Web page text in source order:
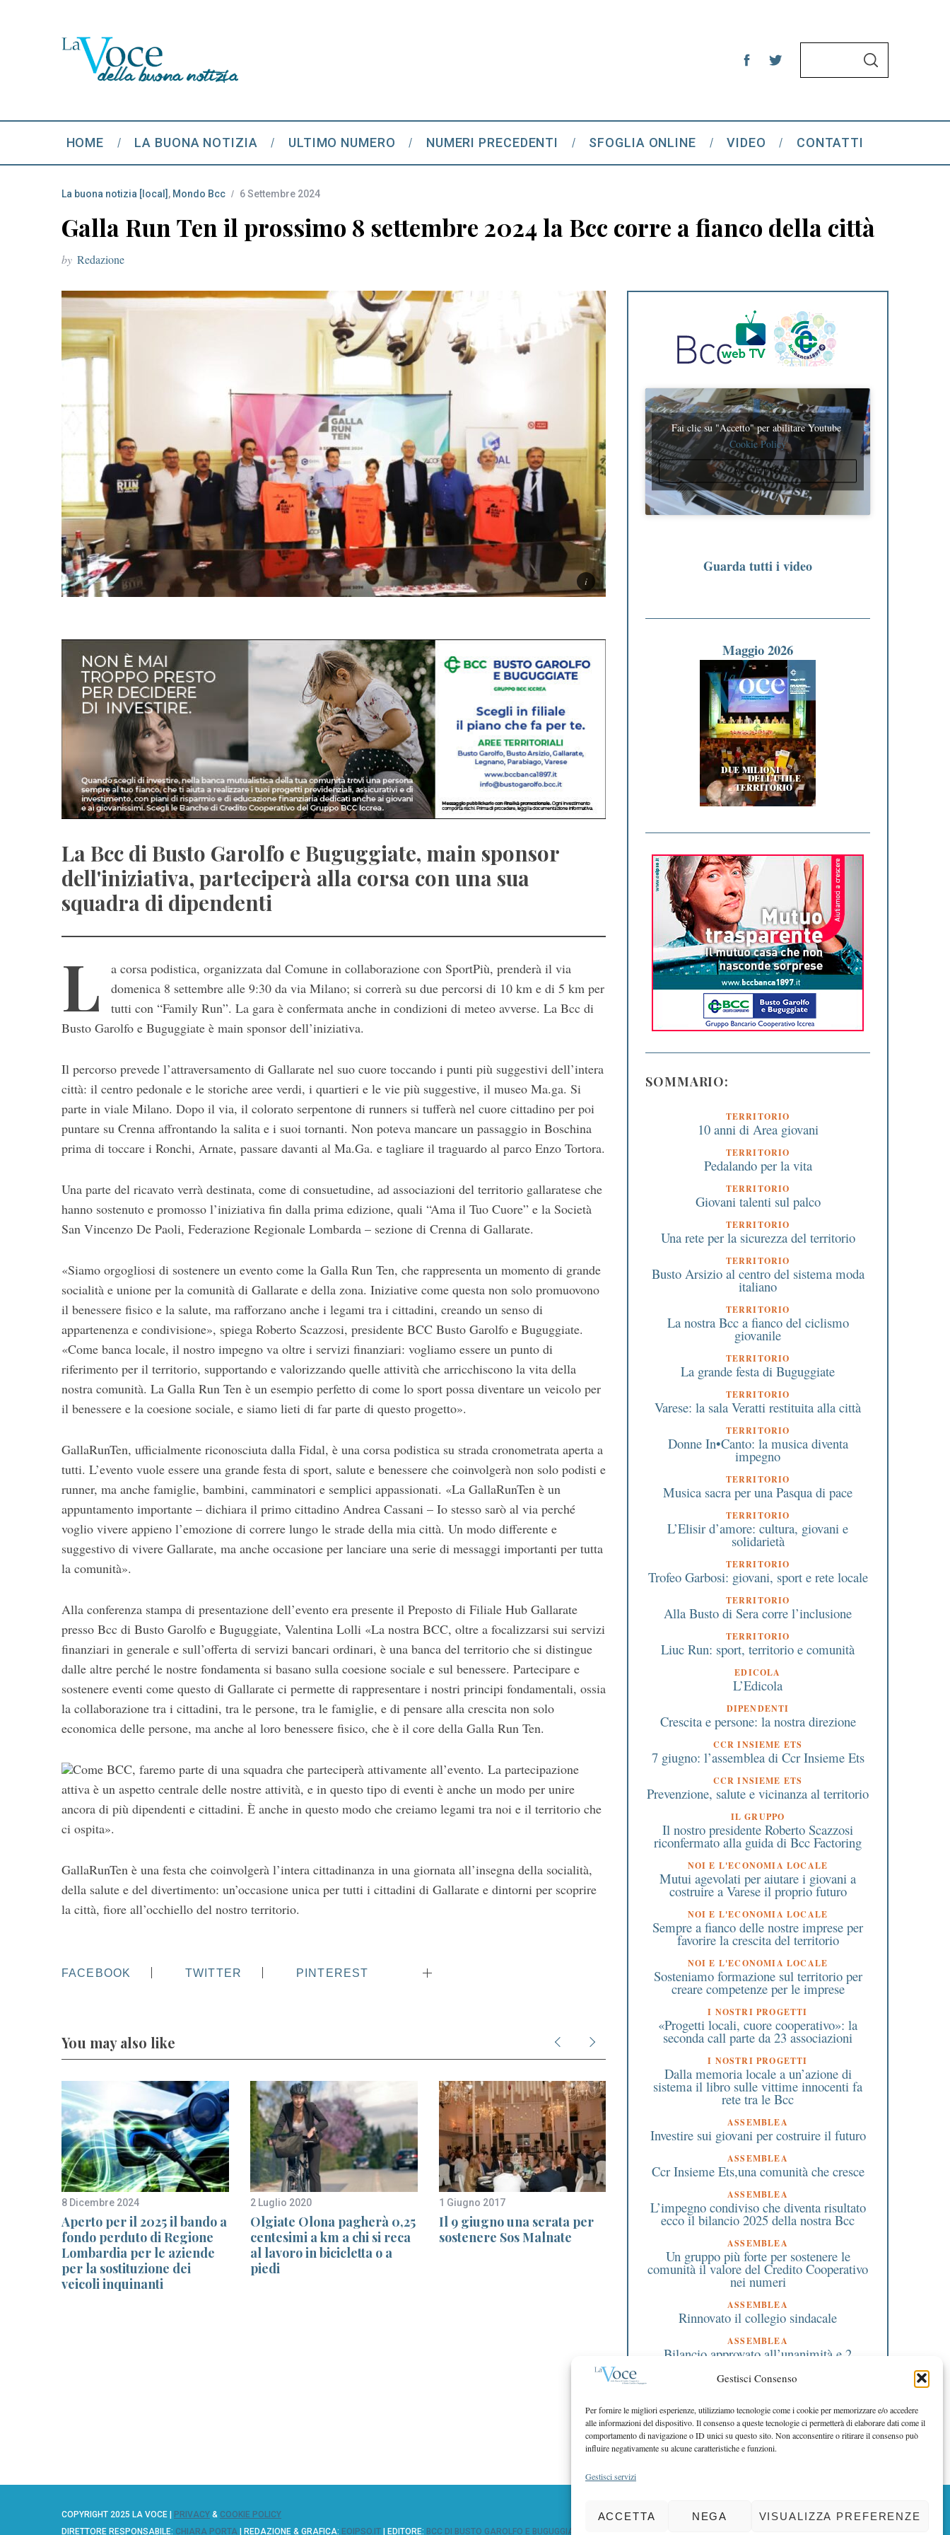
Gestisci Consenso
Per fornire le migliori esperienze, utilizziamo tecnologie come i cookie per memorizzare e/o accedere
alle informazioni del dispositivo. Il consenso a queste tecnologie ci permetterà di elaborare dati come il
comportamento di navigazione o ID unici su questo sito. Non acconsentire o ritirare il consenso può
influire negativamente su alcune caratteristiche e funzioni.
Gestisci servizi
ACCETTA NEGA VISUALIZZA PREFERENZE
h
f
S
HOME LA BUONA NOTIZIA ULTIMO NUMERO NUMERI PRECEDENTI SFOGLIA ONLINE VIDEO CONTATTI
La buona notizia [local] , Mondo Bcc 6 Settembre 2024
Galla Run Ten il prossimo 8 settembre 2024 la Bcc corre a fianco della città
by Redazione
La Bcc di Busto Garolfo e Buguggiate, main sponsor
dell'iniziativa, parteciperà alla corsa con una sua
squadra di dipendenti
L
a corsa podistica, organizzata dal Comune in collaborazione con SportPiù, prenderà il via
domenica 8 settembre alle 9:30 da via Milano; si correrà su due percorsi di 10 km e di 5 km per
tutti con “Family Run”. La gara è confermata anche in condizioni di meteo avverse. La Bcc di
Busto Garolfo e Buguggiate è main sponsor dell’iniziativa.
Il percorso prevede l’attraversamento di Gallarate nel suo cuore toccando i punti più suggestivi dell’intera
città: il centro pedonale e le storiche aree verdi, i quartieri e le vie più suggestive, il museo Ma.ga. Si
parte in viale Milano. Dopo il via, il colorato serpentone di runners si tufferà nel cuore cittadino per poi
puntare su Crenna affrontando la salita e i suoi tornanti. Non poteva mancare un passaggio in Boschina
prima di toccare i Ronchi, Arnate, passare davanti al Ma.Ga. e tagliare il traguardo al parco Enzo Tortora.
Una parte del ricavato verrà destinata, come di consuetudine, ad associazioni del territorio gallaratese che
hanno sostenuto e promosso l’iniziativa fin dalla prima edizione, quali “Ama il Tuo Cuore” e la Società
San Vincenzo De Paoli, Federazione Regionale Lombarda – sezione di Crenna di Gallarate.
«Siamo orgogliosi di sostenere un evento come la Galla Run Ten, che rappresenta un momento di grande
socialità e unione per la comunità di Gallarate e della zona. Iniziative come questa non solo promuovono
il benessere fisico e la salute, ma rafforzano anche i legami tra i cittadini, creando un senso di
appartenenza e condivisione», spiega Roberto Scazzosi, presidente BCC Busto Garolfo e Buguggiate.
«Come banca locale, il nostro impegno va oltre i servizi finanziari: vogliamo essere un punto di
riferimento per il territorio, supportando e valorizzando quelle attività che arricchiscono la vita della
nostra comunità. La Galla Run Ten è un esempio perfetto di come lo sport possa diventare un veicolo per
il benessere e la coesione sociale, e siamo lieti di far parte di questo progetto».
GallaRunTen, ufficialmente riconosciuta dalla Fidal, è una corsa podistica su strada cronometrata aperta a
tutti. L’evento vuole essere una grande festa di sport, salute e benessere che coinvolgerà non solo podisti e
runner, ma anche famiglie, bambini, camminatori e semplici appassionati. «La GallaRunTen è un
appuntamento importante – dichiara il primo cittadino Andrea Cassani – Io stesso sarò al via perché
voglio vivere appieno l’emozione di correre lungo le strade della mia città. Un modo differente e
suggestivo di vivere Gallarate, ma anche occasione per lanciare una serie di messaggi importanti per tutta
la comunità».
Alla conferenza stampa di presentazione dell’evento era presente il Preposto di Filiale Hub Gallarate
presso Bcc di Busto Garolfo e Buguggiate, Valentina Lolli «La nostra BCC, oltre a focalizzarsi sui servizi
finanziari in generale e sull’offerta di servizi bancari ordinari, è una banca del territorio che si distingue
dalle altre perché le nostre fondamenta si basano sulla coesione sociale e sul benessere. Partecipare e
sostenere eventi come questo di Gallarate ci permette di rappresentare i nostri principi fondamentali, ossia
la collaborazione tra i cittadini, tra le persone, tra le famiglie, e di pensare alla crescita non solo
economica delle persone, ma anche al loro benessere fisico, che è il core della Galla Run Ten.
Come BCC, faremo parte di una squadra che parteciperà attivamente all’evento. La partecipazione
attiva è un aspetto centrale delle nostre attività, e in questo tipo di eventi è anche un modo per unire
ancora di più dipendenti e cittadini. È anche in questo modo che creiamo legami tra noi e il territorio che
ci ospita».
GallaRunTen è una festa che coinvolgerà l’intera cittadinanza in una giornata all’insegna della socialità,
della salute e del divertimento: un’occasione unica per tutti i cittadini di Gallarate e dintorni per scoprire
la città, fiore all’occhiello del nostro territorio.
FACEBOOK TWITTER PINTEREST
You may also like
8 Dicembre 2024
Aperto per il 2025 il bando a
fondo perduto di Regione
Lombardia per le aziende
per la sostituzione dei
veicoli inquinanti
2 Luglio 2020
Olgiate Olona pagherà 0,25
centesimi a km a chi si reca
al lavoro in bicicletta o a
piedi
1 Giugno 2017
Il 9 giugno una serata per
sostenere Sos Malnate
9 Luglio 2026
Tempo di Tango: il Castello
di Caidate si apre alla
grande musica argentina il
10 luglio
25 Giugno 2026
Le grandi colonne
Brunello con
Stelle” il 26 giugno
Fai clic su "Accetto" per abilitare Youtube
Cookie Policy
ACCETTO
Guarda tutti i video
Maggio 2026
SOMMARIO:
TERRITORIO
10 anni di Area giovani
TERRITORIO
Pedalando per la vita
TERRITORIO
Giovani talenti sul palco
TERRITORIO
Una rete per la sicurezza del territorio
TERRITORIO
Busto Arsizio al centro del sistema moda
italiano
TERRITORIO
La nostra Bcc a fianco del ciclismo
giovanile
TERRITORIO
La grande festa di Buguggiate
TERRITORIO
Varese: la sala Veratti restituita alla città
TERRITORIO
Donne In•Canto: la musica diventa
impegno
TERRITORIO
Musica sacra per una Pasqua di pace
TERRITORIO
L’Elisir d’amore: cultura, giovani e
solidarietà
TERRITORIO
Trofeo Garbosi: giovani, sport e rete locale
TERRITORIO
Alla Busto di Sera corre l’inclusione
TERRITORIO
Liuc Run: sport, territorio e comunità
EDICOLA
L’Edicola
DIPENDENTI
Crescita e persone: la nostra direzione
CCR INSIEME ETS
7 giugno: l’assemblea di Ccr Insieme Ets
CCR INSIEME ETS
Prevenzione, salute e vicinanza al territorio
IL GRUPPO
Il nostro presidente Roberto Scazzosi
riconfermato alla guida di Bcc Factoring
NOI E L'ECONOMIA LOCALE
Mutui agevolati per aiutare i giovani a
costruire a Varese il proprio futuro
NOI E L'ECONOMIA LOCALE
Sempre a fianco delle nostre imprese per
favorire la crescita del territorio
NOI E L'ECONOMIA LOCALE
Sosteniamo formazione sul territorio per
creare competenze per le imprese
I NOSTRI PROGETTI
«Progetti locali, cuore cooperativo»: la
seconda call parte da 23 associazioni
I NOSTRI PROGETTI
Dalla memoria locale a un’azione di
sistema il libro sulle vittime innocenti fa
rete tra le Bcc
ASSEMBLEA
Investire sui giovani per costruire il futuro
ASSEMBLEA
Ccr Insieme Ets,una comunità che cresce
ASSEMBLEA
L’impegno condiviso che diventa risultato
ecco il bilancio 2025 della nostra Bcc
ASSEMBLEA
Un gruppo più forte per sostenere le
comunità il valore del Credito Cooperativo
nei numeri
ASSEMBLEA
Rinnovato il collegio sindacale
ASSEMBLEA
Bilancio approvato all’unanimità e 2
EDITORIALE PRESIDENTE
Costruire futuro insieme
COPYRIGHT 2025 LA VOCE | PRIVACY & COOKIE POLICY
DIRETTORE RESPONSABILE: CHIARA PORTA | REDAZIONE & GRAFICA: EOIPSO.IT | EDITORE: BCC DI BUSTO GAROLFO E BUGUGGIATE
BACK TO TOP
S
e
r
c
f
: